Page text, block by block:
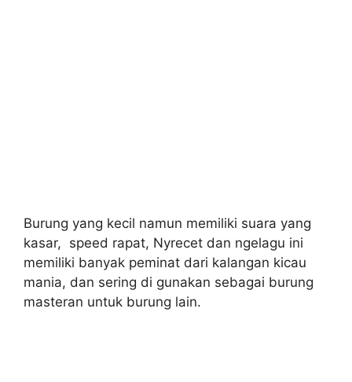
Burung yang kecil namun memiliki suara yang
kasar, speed rapat, Nyrecet dan ngelagu ini
memiliki banyak peminat dari kalangan kicau
mania, dan sering di gunakan sebagai burung
masteran untuk burung lain.